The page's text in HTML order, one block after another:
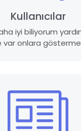
Kullanıcılar
iyi biliyorum
var onlara